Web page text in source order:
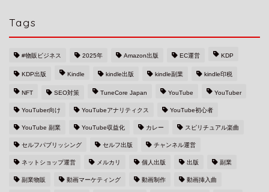
Tags
#物販ビジネス 2025年 Amazon出版 EC運営 KDP
KDP出版 Kindle kindle出版 kindle副業 kindle印税
NFT SEO対策 TuneCore Japan YouTube YouTuber
YouTuber向け YouTubeアナリティクス YouTube初心者
YouTube 副業 YouTube収益化 カレー スピリチュアル楽曲
セルフパブリッシング セルフ出版 チャンネル運営
ネットショップ運営 メルカリ 個人出版 出版 副業
副業物販 動画マーケティング 動画制作 動画挿入曲